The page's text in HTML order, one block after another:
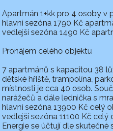
Apartmán 1+kk pro 4 osoby v
hlavní sezóna 1790 Kč
vedlejší sezóna 1490 Kč
Pronájem celého objektu
7 apartmánů s kapacitou 38
dětské hřiště, trampolína,
místnosti je cca 40 osob.
narážečů a dále lednička s
hlavní sezóna 13900 Kč celý
vedlejší sezóna 11100 Kč
Energie se účtují dle skutečné